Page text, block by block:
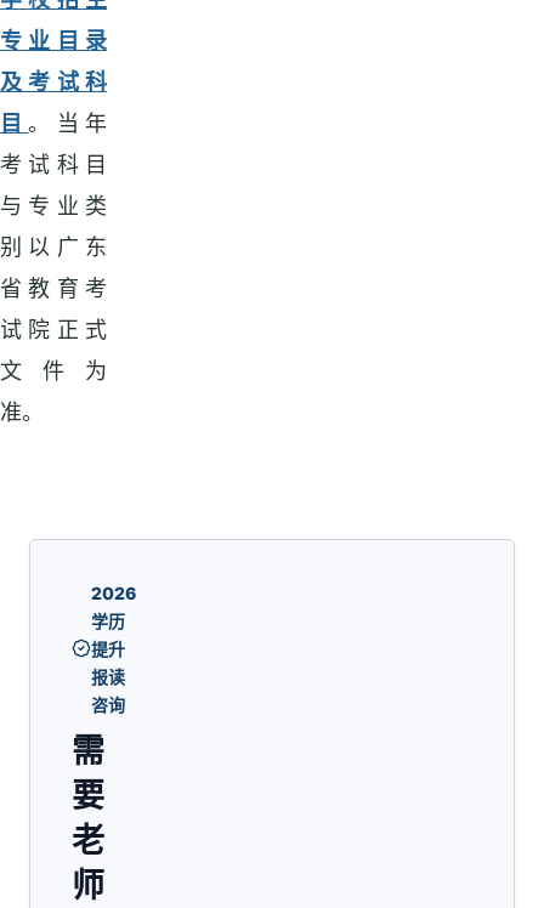
专业目录
及考试科
目。当年
考试科目
与专业类
别以广东
省教育考
试院正式
文件为
准。
2026
学历
提升
报读
咨询
需
要
老
师